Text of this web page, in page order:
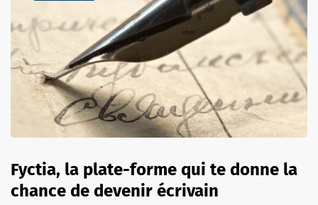
Fyctia, la plate-forme qui te donne la
chance de devenir écrivain